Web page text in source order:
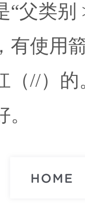
“父类
有使用
（//）